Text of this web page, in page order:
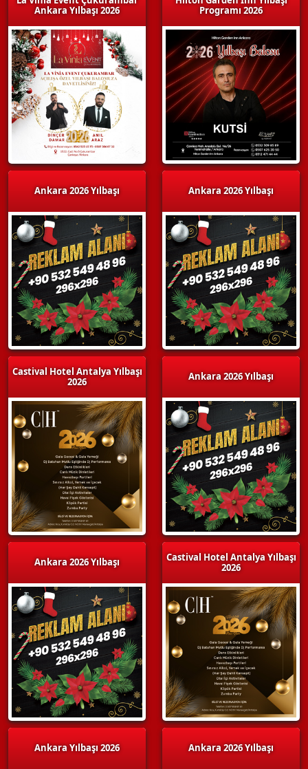
Ankara Yılbaşı 2026
Ankara 2026 Yılbaşı
Castival Hotel Antalya Yılbaşı
2026
Ankara 2026 Yılbaşı
Ankara Yılbaşı 2026
Programı 2026
Ankara 2026 Yılbaşı
Ankara 2026 Yılbaşı
Castival Hotel Antalya Yılbaşı
2026
Ankara 2026 Yılbaşı